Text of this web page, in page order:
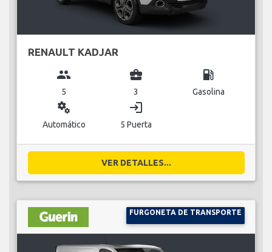
RENAULT KADJAR
group
5
business_center
3
local_gas_station
Gasolina
miscellaneous_services
Automático
login
5 Puerta
VER DETALLES...
FURGONETA DE TRANSPORTE